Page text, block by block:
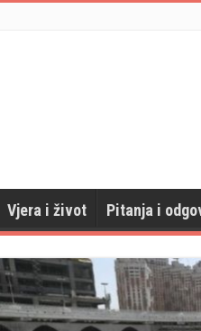
Vjera i život Pitanja i